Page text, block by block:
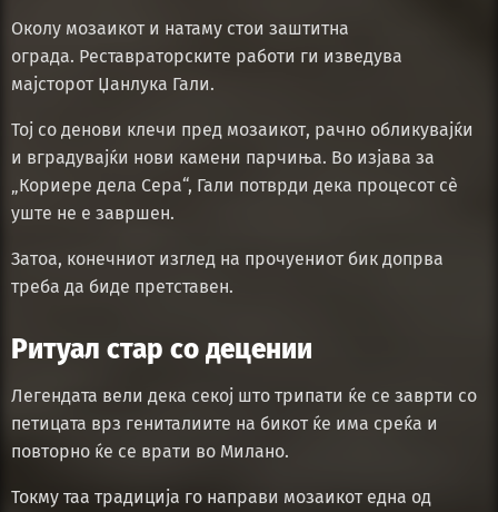
Околу мозаикот и натаму стои заштитна
ограда. Реставраторските работи ги изведува
мајсторот Џанлука Гали.
Тој со денови клечи пред мозаикот, рачно обликувајќи
и вградувајќи нови камени парчиња. Во изјава за
„Кориере дела Сера“, Гали потврди дека процесот сè
уште не е завршен.
Затоа, конечниот изглед на прочуениот бик допрва
треба да биде претставен.
Ритуал стар со децении
Легендата вели дека секој што трипати ќе се заврти со
петицата врз гениталиите на бикот ќе има среќа и
повторно ќе се врати во Милано.
Токму таа традиција го направи мозаикот една од